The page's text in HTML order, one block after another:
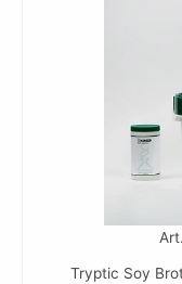
Tryptic Soy